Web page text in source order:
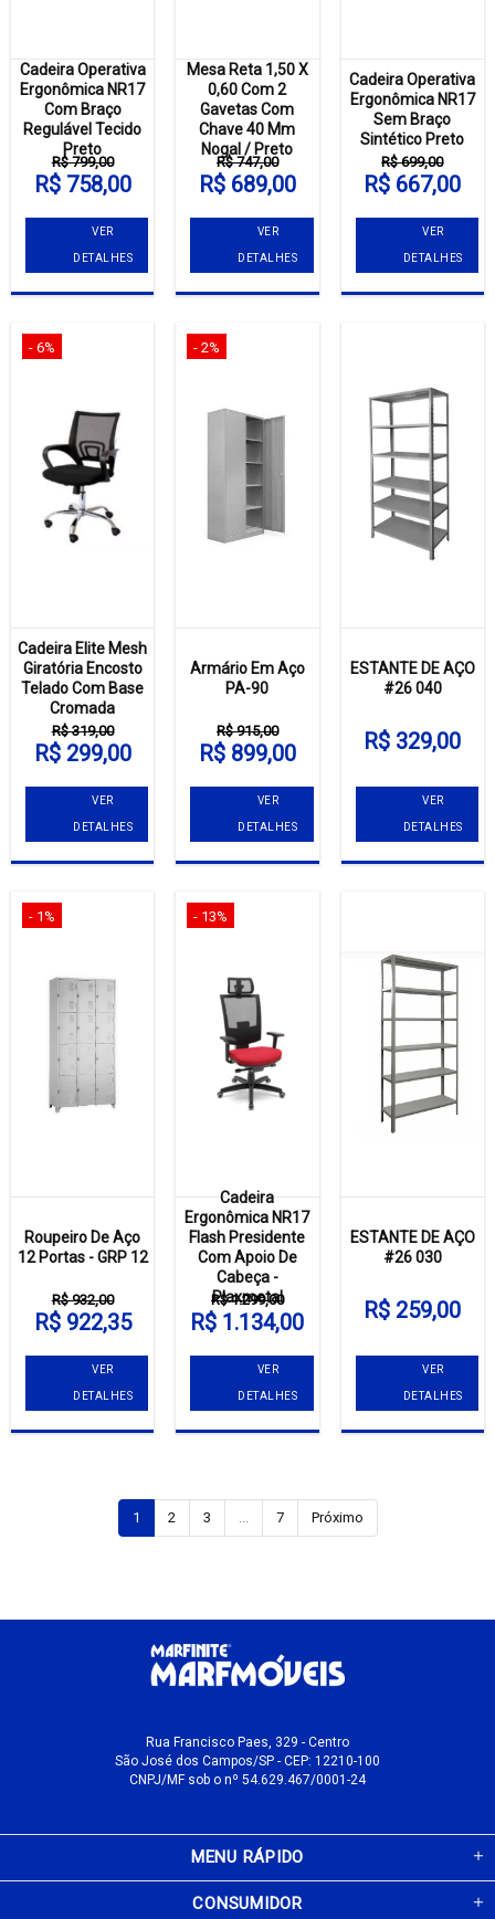
Cadeira Operativa
Ergonômica NR17
Com Braço
Regulável Tecido
Preto
R$ 799,00
R$ 758,00
VER
DETALHES
Mesa Reta 1,50 X
0,60 Com 2
Gavetas Com
Chave 40 Mm
Nogal / Preto
R$ 747,00
R$ 689,00
VER
DETALHES
Cadeira Operativa
Ergonômica NR17
Sem Braço
Sintético Preto
R$ 699,00
R$ 667,00
VER
DETALHES
- 6%
Cadeira Elite Mesh
Giratória Encosto
Telado Com Base
Cromada
R$ 319,00
R$ 299,00
VER
DETALHES
- 2%
Armário Em Aço
PA-90
R$ 915,00
R$ 899,00
VER
DETALHES
ESTANTE DE AÇO
#26 040
R$ 329,00
VER
DETALHES
- 1%
Roupeiro De Aço
12 Portas - GRP 12
R$ 932,00
R$ 922,35
VER
DETALHES
- 13%
Cadeira
Ergonômica NR17
Flash Presidente
Com Apoio De
Cabeça -
Plaxmetal
R$ 1.299,00
R$ 1.134,00
VER
DETALHES
ESTANTE DE AÇO
#26 030
R$ 259,00
VER
DETALHES
1 2 3 ... 7 Próximo
Rua Francisco Paes, 329 - Centro
São José dos Campos/SP - CEP: 12210-100
CNPJ/MF sob o nº 54.629.467/0001-24
MENU RÁPIDO
CONSUMIDOR